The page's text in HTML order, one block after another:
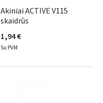
Akiniai ACTIVE V115
skaidrūs
1,94 €
Su PVM